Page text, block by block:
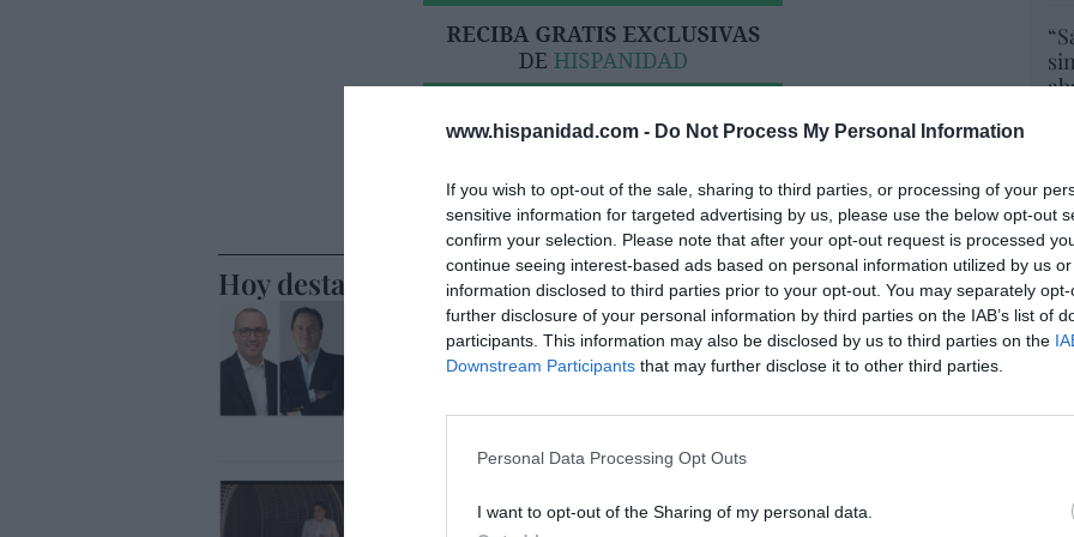
www.hispanidad.com - Do Not Process My Personal Information
If you wish to opt-out of the sale, sharing to third parties, or processing of your
sensitive information for targeted advertising by us, please use the below opt-out
confirm your selection. Please note that after your opt-out request is processed
continue seeing interest-based ads based on personal information utilized by us
information disclosed to third parties prior to your opt-out. You may separately
further disclosure of your personal information by third parties on the IAB’s list of
participants. This information may also be disclosed by us to third parties on the
Downstream Participants that may further disclose it to other third parties.
Personal Data Processing Opt Outs
I want to opt-out of the Sharing of my personal data.
Hoy destacamos
ECONOMÍA
BBVA. Torres no se ha atrevido a acabar con Onur
Genç, mientras Rodríguez Soler le exige que le
Isabel Pantoja pierde dos pleitos con Hacienda por
El